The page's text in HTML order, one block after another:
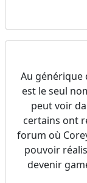
Au générique
est le seul
peut voir
certains ont
forum où
pouvoir
devenir